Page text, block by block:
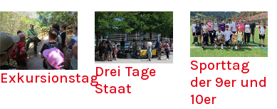
ExkursionstagDrei Tage
Staat
Sporttag
der 9er und
10er